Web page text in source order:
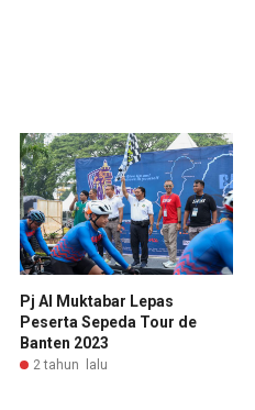
Pj Al Muktabar Lepas
Peserta Sepeda Tour de
Banten 2023
2 tahun lalu